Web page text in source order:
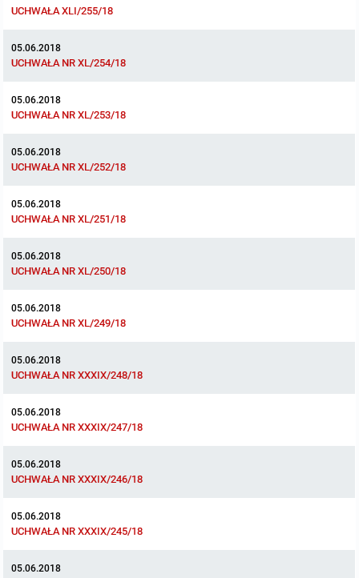
UCHWAŁA XLI/255/18
05.06.2018
UCHWAŁA NR XL/254/18
05.06.2018
UCHWAŁA NR XL/253/18
05.06.2018
UCHWAŁA NR XL/252/18
05.06.2018
UCHWAŁA NR XL/251/18
05.06.2018
UCHWAŁA NR XL/250/18
05.06.2018
UCHWAŁA NR XL/249/18
05.06.2018
UCHWAŁA NR XXXIX/248/18
05.06.2018
UCHWAŁA NR XXXIX/247/18
05.06.2018
UCHWAŁA NR XXXIX/246/18
05.06.2018
UCHWAŁA NR XXXIX/245/18
05.06.2018